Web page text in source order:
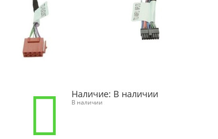
Наличие: В наличии
В наличии